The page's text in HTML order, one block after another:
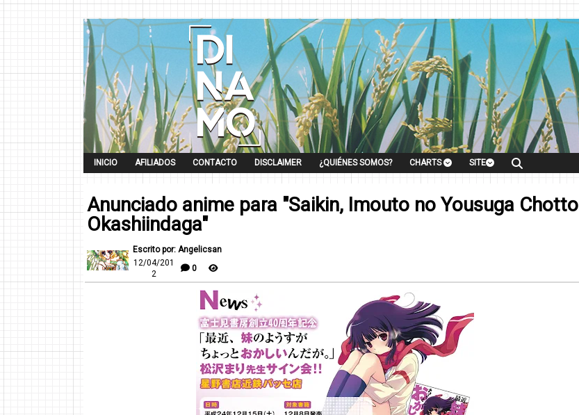
INICIO AFILIADOS CONTACTO DISCLAIMER ¿QUIÉNES SOMOS? CHARTS SITE
Anunciado anime para "Saikin, Imouto no Yousuga Chotto
Okashiindaga"
Escrito por: Angelicsan
12/04/201
2
0